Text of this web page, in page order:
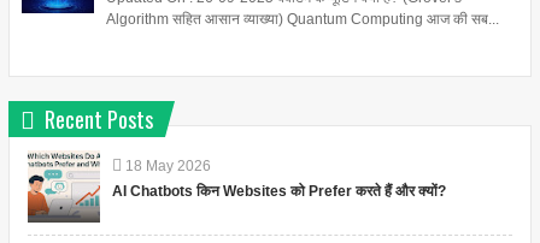
Algorithm सहित आसान व्याख्या) Quantum Computing आज की सब...
Recent Posts
18 May 2026
AI Chatbots किन Websites को Prefer करते हैं और क्यों?